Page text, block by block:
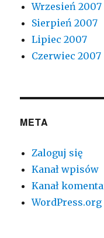
Wrzesień 2007
Sierpień 2007
Lipiec 2007
Czerwiec 2007
META
Zaloguj się
Kanał wpisów
Kanał
WordPress.org